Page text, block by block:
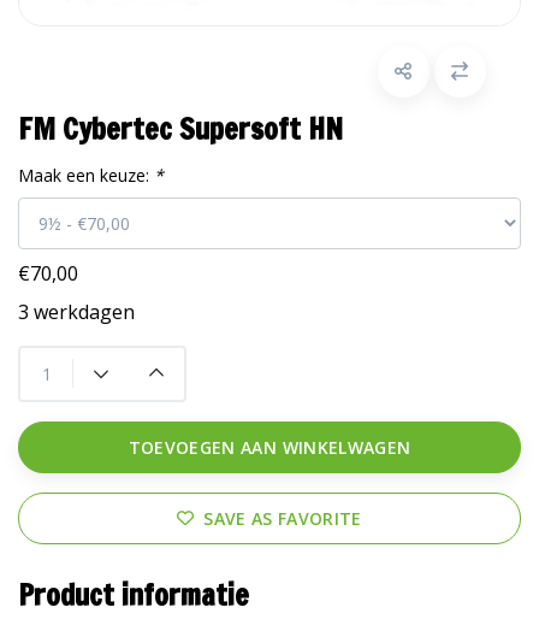
FM Cybertec Supersoft HN
Maak een keuze: *
€70,00
3 werkdagen
TOEVOEGEN AAN WINKELWAGEN
SAVE AS FAVORITE
Product informatie